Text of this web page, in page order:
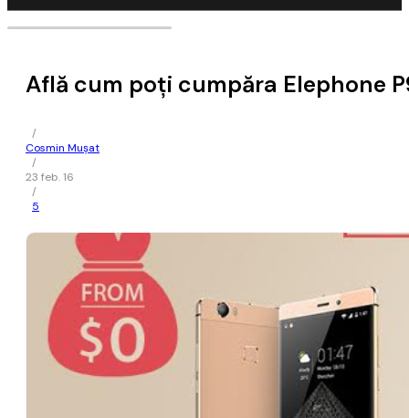
Află cum poţi cumpăra Elephone
/
Cosmin Mușat
/
23 feb. 16
/
5